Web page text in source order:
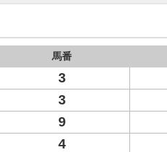
馬番
3
3
9
4